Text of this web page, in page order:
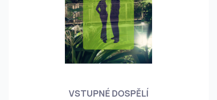
VSTUPNÉ DOSPĚLÍ